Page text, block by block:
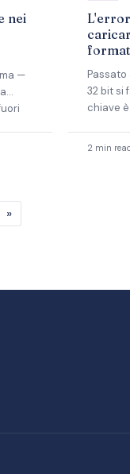
nei
—
Passato
32 bit si
chiave
2 min
»